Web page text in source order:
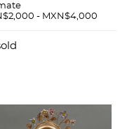
Sellado
en relieve.
- MXN$4,000